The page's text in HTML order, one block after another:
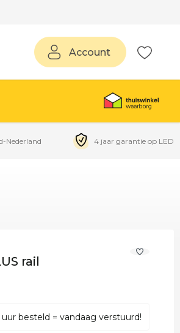
Account
Nederland 4 jaar garantie op LED
rail
besteld = vandaag verstuurd!